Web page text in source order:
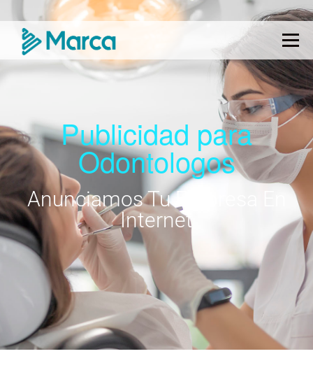
Menú
Publicidad para
Odontologos
Anunciamos Tu Empresa En
Internet